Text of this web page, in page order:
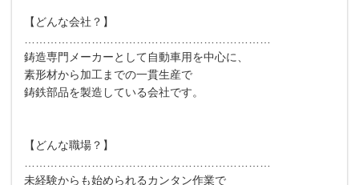
【どんな会社？】
鋳造専門メーカーとして自動車用を中心に、
素形材から加工までの一貫生産で
鋳鉄部品を製造している会社です。
【どんな職場？】
未経験からも始められるカンタン作業で